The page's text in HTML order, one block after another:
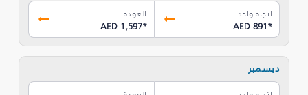
اتجاه واحد
AED 891*
العودة
AED 1,597*
ديسمبر